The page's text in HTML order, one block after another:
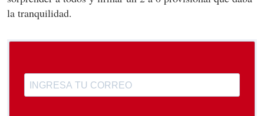
la tranquilidad.